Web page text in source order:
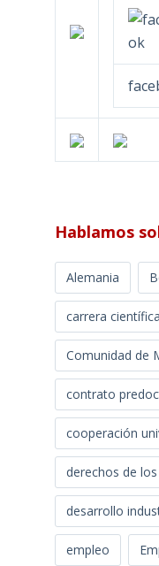
Hablamos
Alemania
carrera científica
Comunidad de
contrato
cooperación
derechos de
desarrollo
empleo